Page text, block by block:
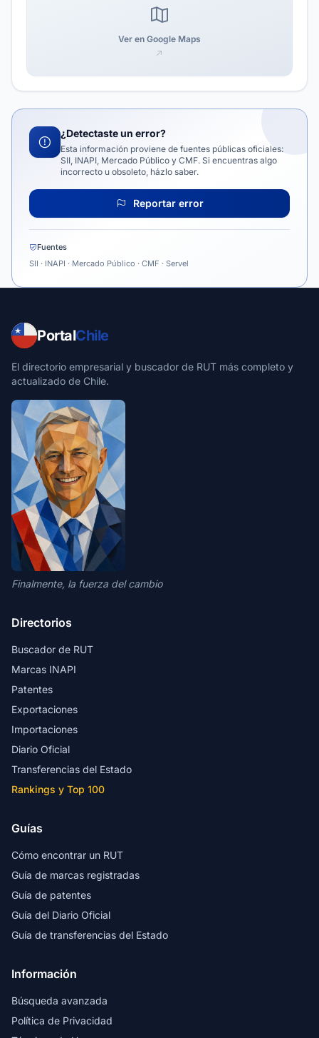
Ver en Google Maps
¿Detectaste un error?
Esta información proviene de fuentes públicas oficiales:
SII, INAPI, Mercado Público y CMF. Si encuentras algo
incorrecto u obsoleto, házlo saber.
Reportar error
Fuentes
SII · INAPI · Mercado Público · CMF · Servel
PortalChile
El directorio empresarial y buscador de RUT más completo y
actualizado de Chile.
Finalmente, la fuerza del cambio
Directorios
Buscador de RUT
Marcas INAPI
Patentes
Exportaciones
Importaciones
Diario Oficial
Transferencias del Estado
Rankings y Top 100
Guías
Cómo encontrar un RUT
Guía de marcas registradas
Guía de patentes
Guía del Diario Oficial
Guía de transferencias del Estado
Información
Búsqueda avanzada
Política de Privacidad